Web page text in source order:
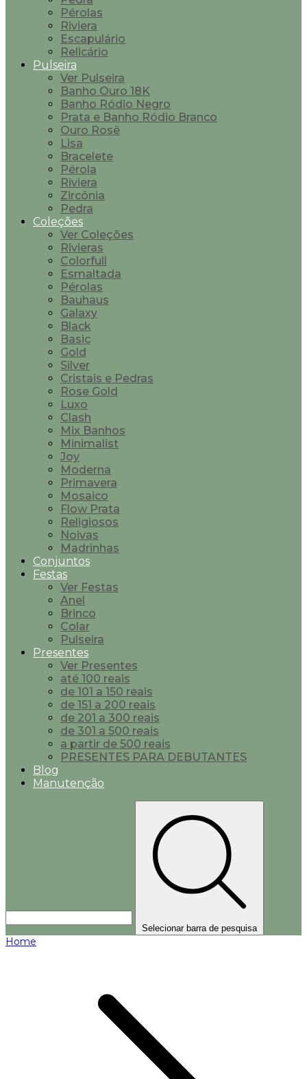
Pérolas
Riviera
Escapulário
Relicário
Pulseira
Ver Pulseira
Banho Ouro 18K
Banho Ródio Negro
Prata e Banho Ródio Branco
Ouro Rosê
Lisa
Bracelete
Pérola
Riviera
Zircônia
Pedra
Coleções
Ver Coleções
Rivieras
Colorfull
Esmaltada
Pérolas
Bauhaus
Galaxy
Black
Basic
Gold
Silver
Cristais e Pedras
Rose Gold
Luxo
Clash
Mix Banhos
Minimalist
Joy
Moderna
Primavera
Mosaico
Flow Prata
Religiosos
Noivas
Madrinhas
Conjuntos
Festas
Ver Festas
Anel
Brinco
Colar
Pulseira
Presentes
Ver Presentes
até 100 reais
de 101 a 150 reais
de 151 a 200 reais
de 201 a 300 reais
de 301 a 500 reais
a partir de 500 reais
PRESENTES PARA DEBUTANTES
Blog
Manutenção
Selecionar barra de pesquisa
Home